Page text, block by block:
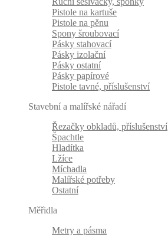
Pistole na kartuše
Pistole na pěnu
Spony šroubovací
Pásky stahovací
Pásky izolační
Pásky ostatní
Pásky papírové
Pistole tavné, příslušenství
Stavební a malířské nářadí
Řezačky obkladů, příslušenství
Špachtle
Hladítka
Lžíce
Míchadla
Malířské potřeby
Ostatní
Měřidla
Metry a pásma